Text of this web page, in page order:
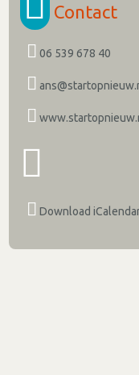
Contact
06 539 678 40
Download